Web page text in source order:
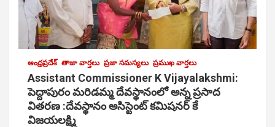
ఆంధ్రప్రదేశ్ తాజా వార్తలు ప్రజా సమస్యలు ప్రముఖ వార్తలు
Assistant Commissioner K Vijayalakshmi:
పెద్దాపురం మరిడమ్మ దేవస్థానంలో అన్న ప్రసాద
వితరణ :దేవస్థానం అసిస్టెంట్ కమిషనర్ కే
విజయలక్ష్మి